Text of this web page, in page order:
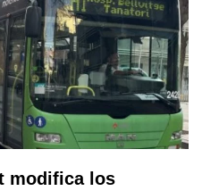
modifica los